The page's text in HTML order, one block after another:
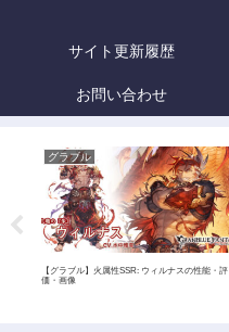
サイト更新履歴
お問い合わせ
グラブル
【グラブル】火属性SSR: ウィルナスの性能・評
価・画像